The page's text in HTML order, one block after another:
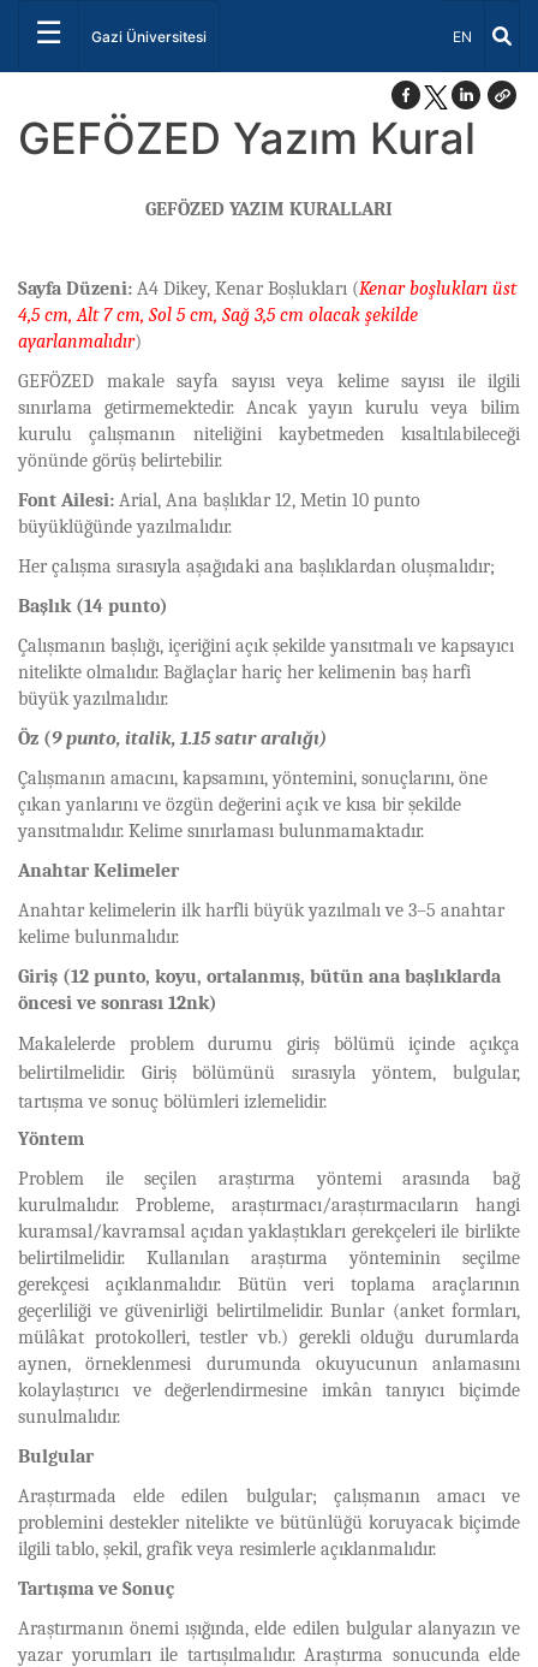
☰ Gazi Üniversitesi Dil Seçiniz
EN
GEFÖZED Yazım Kural
GEFÖZED YAZIM KURALLARI
Sayfa Düzeni: A4 Dikey, Kenar Boşlukları (Kenar boşlukları üst
4,5 cm, Alt 7 cm, Sol 5 cm, Sağ 3,5 cm olacak şekilde
ayarlanmalıdır)
GEFÖZED makale sayfa sayısı veya kelime sayısı ile ilgili
sınırlama getirmemektedir. Ancak yayın kurulu veya bilim
kurulu çalışmanın niteliğini kaybetmeden kısaltılabileceği
yönünde görüş belirtebilir.
Font Ailesi: Arial, Ana başlıklar 12, Metin 10 punto
büyüklüğünde yazılmalıdır.
Her çalışma sırasıyla aşağıdaki ana başlıklardan oluşmalıdır;
Başlık (14 punto)
Çalışmanın başlığı, içeriğini açık şekilde yansıtmalı ve kapsayıcı
nitelikte olmalıdır. Bağlaçlar hariç her kelimenin baş harfi
büyük yazılmalıdır.
Öz (9 punto, italik, 1.15 satır aralığı)
Çalışmanın amacını, kapsamını, yöntemini, sonuçlarını, öne
çıkan yanlarını ve özgün değerini açık ve kısa bir şekilde
yansıtmalıdır. Kelime sınırlaması bulunmamaktadır.
Anahtar Kelimeler
Anahtar kelimelerin ilk harfli büyük yazılmalı ve 3–5 anahtar
kelime bulunmalıdır.
Giriş (12 punto, koyu, ortalanmış, bütün ana başlıklarda
öncesi ve sonrası 12nk)
Makalelerde problem durumu giriş bölümü içinde açıkça
belirtilmelidir. Giriş bölümünü sırasıyla yöntem, bulgular,
tartışma ve sonuç bölümleri izlemelidir.
Yöntem
Problem ile seçilen araştırma yöntemi arasında bağ
kurulmalıdır. Probleme, araştırmacı/araştırmacıların hangi
kuramsal/kavramsal açıdan yaklaştıkları gerekçeleri ile birlikte
belirtilmelidir. Kullanılan araştırma yönteminin seçilme
gerekçesi açıklanmalıdır. Bütün veri toplama araçlarının
geçerliliği ve güvenirliği belirtilmelidir. Bunlar (anket formları,
mülâkat protokolleri, testler vb.) gerekli olduğu durumlarda
aynen, örneklenmesi durumunda okuyucunun anlamasını
kolaylaştırıcı ve değerlendirmesine imkân tanıyıcı biçimde
sunulmalıdır.
Bulgular
Araştırmada elde edilen bulgular; çalışmanın amacı ve
problemini destekler nitelikte ve bütünlüğü koruyacak biçimde
ilgili tablo, şekil, grafik veya resimlerle açıklanmalıdır.
Tartışma ve Sonuç
Araştırmanın önemi ışığında, elde edilen bulgular alanyazın ve
yazar yorumları ile tartışılmalıdır. Araştırma sonucunda elde